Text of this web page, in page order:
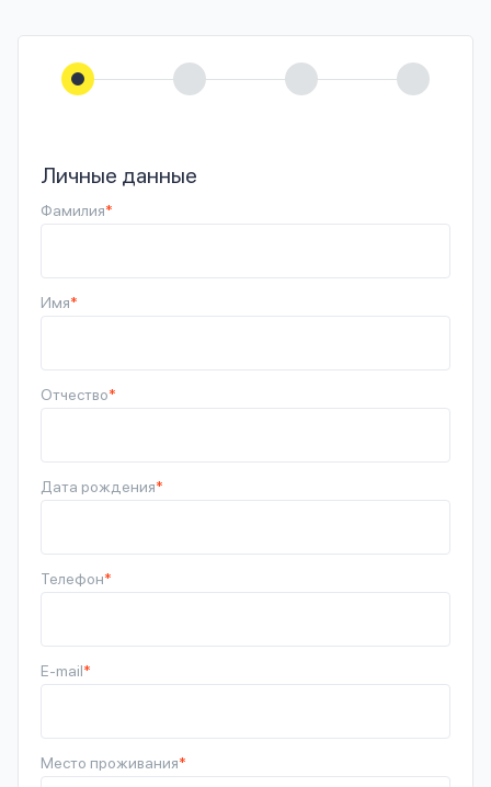
Личные данные
Фамилия*
Имя*
Отчество*
Дата рождения*
Телефон*
E-mail*
Место проживания*